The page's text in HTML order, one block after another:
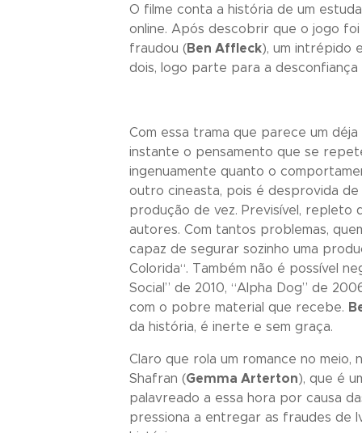
O filme conta a história de um
online. Após descobrir que o jogo
fraudou (Ben Affleck), um intrépido
dois, logo parte para a desconfiança
Com essa trama que parece um
instante o pensamento que se
ingenuamente quanto o
outro cineasta, pois é desprovida
produção de vez. Previsível,
autores. Com tantos problemas,
capaz de segurar sozinho uma
Colorida“. Também não é possível
Social ” de 2010, “Alpha Dog” de
com o pobre material que recebe.
da história, é inerte e sem graça.
Claro que rola um romance no
Shafran (Gemma Arterton), que é
palavreado a essa hora por causa
pressiona a entregar as fraudes de